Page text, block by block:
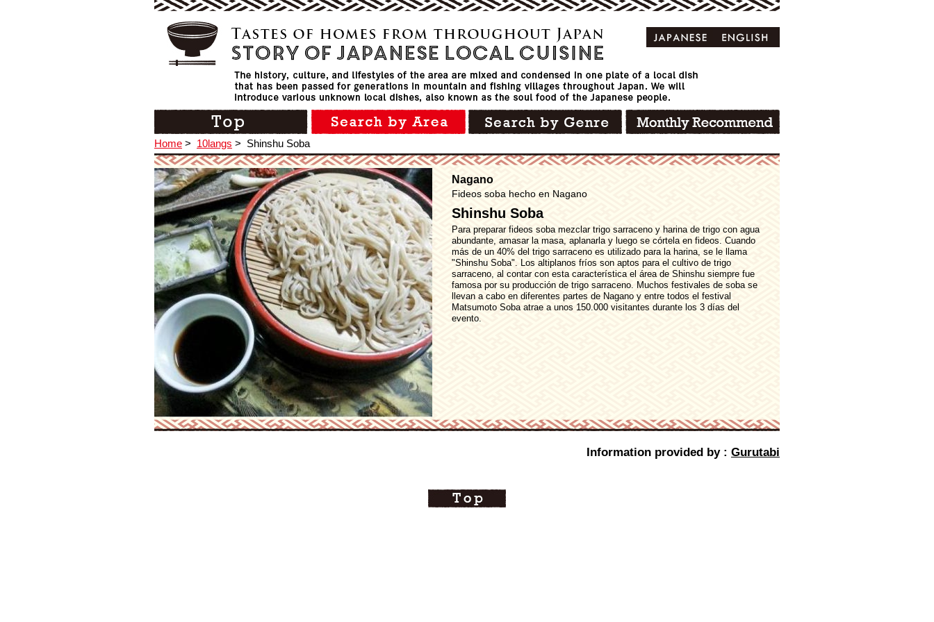
Home > 10langs > Shinshu Soba
Nagano
Fideos soba hecho en Nagano
Shinshu Soba
Para preparar fideos soba mezclar trigo sarraceno y harina de trigo con agua
abundante, amasar la masa, aplanarla y luego se córtela en fideos. Cuando
más de un 40% del trigo sarraceno es utilizado para la harina, se le llama
"Shinshu Soba". Los altiplanos fríos son aptos para el cultivo de trigo
sarraceno, al contar con esta característica el área de Shinshu siempre fue
famosa por su producción de trigo sarraceno. Muchos festivales de soba se
llevan a cabo en diferentes partes de Nagano y entre todos el festival
Matsumoto Soba atrae a unos 150.000 visitantes durante los 3 días del
evento.
Information provided by : Gurutabi